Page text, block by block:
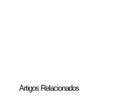
Artigos Relacionados